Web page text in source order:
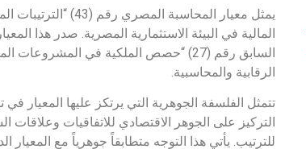
يمثل معيار
السابق رقم (27) “حصص الملكية في
الرقابية والمحاسبية.
تتمثل الفلسفة الجوهرية التي يرتكز عليها المعيار
التركيز على الجوهر الاقتصادي للاتفاقيات